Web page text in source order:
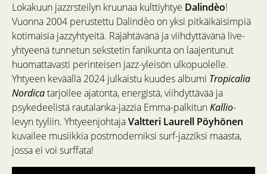
Lokakuun jazzrsteilyn kruunaa kulttiyhtye Dalindèo!
Vuonna 2004 perustettu Dalindèo on yksi pitkäikäisimpiä
kotimaisia jazzyhtyeitä. Räjähtävänä ja viihdyttävänä live-
yhtyeenä tunnetun sekstetin fanikunta on laajentunut
huomattavasti perinteisen jazz-yleisön ulkopuolelle.
Yhtyeen keväällä 2024 julkaistu kuudes albumi Tropicalia
Nordicatarjoilee ajatonta, energistä, viihdyttävää ja
psykedeelistä rautalanka-jazzia Emma-palkitunKallio-
levyn tyyliin. YhtyeenjohtajaValtteri Laurell Pöyhönen
kuvailee musiikkia postmoderniksi surf-jazziksi maasta,
jossa ei voi surffata!